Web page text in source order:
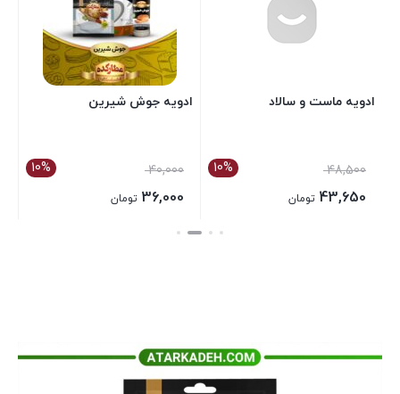
ادویه جوش شیرین
10% 40,000
36,000 تومان
10% 95,000
85,500 تومان
بستن